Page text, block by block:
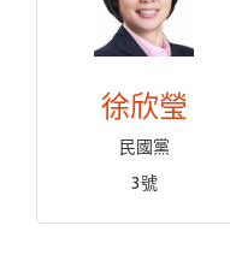
徐欣瑩
民國黨
3號